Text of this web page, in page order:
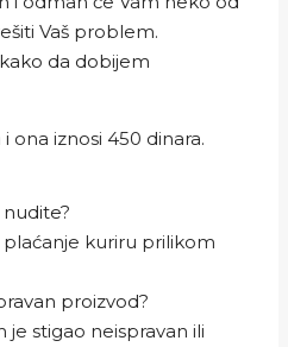
Vaš problem.
da dobijem
ona iznosi 450 dinara.
kuriru prilikom
proizvod?
je stigao neispravan ili